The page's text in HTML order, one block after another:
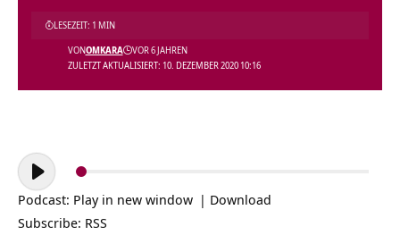
ZULETZT AKTUALISIERT: 10. DEZEMBER 2020 10:16
VONOMKARA VOR 6 JAHREN
LESEZEIT: 1 MIN
Audio-
Player
Podcast: Play in new window | Download
Subscribe: RSS